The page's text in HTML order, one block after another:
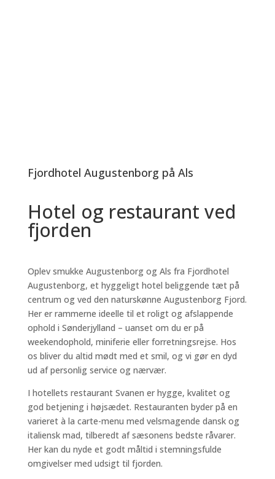
Fjordhotel Augustenborg på Als
Hotel og restaurant ved
fjorden
Oplev smukke Augustenborg og Als fra Fjordhotel
Augustenborg, et hyggeligt hotel beliggende tæt på
centrum og ved den naturskønne Augustenborg Fjord.
Her er rammerne ideelle til et roligt og afslappende
ophold i Sønderjylland – uanset om du er på
weekendophold, miniferie eller forretningsrejse. Hos
os bliver du altid mødt med et smil, og vi gør en dyd
ud af personlig service og nærvær.
I hotellets restaurant Svanen er hygge, kvalitet og
god betjening i højsædet. Restauranten byder på en
varieret à la carte-menu med velsmagende dansk og
italiensk mad, tilberedt af sæsonens bedste råvarer.
Her kan du nyde et godt måltid i stemningsfulde
omgivelser med udsigt til fjorden.